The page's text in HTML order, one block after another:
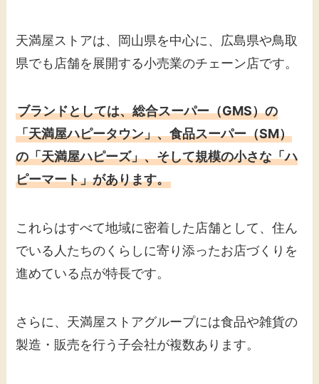
天満屋ストアは、岡山県を中心に、広島県や鳥取
県でも店舗を展開する小売業のチェーン店です。
ブランドとしては、総合スーパー（GMS）の
「天満屋ハピータウン」、食品スーパー（SM）
の「天満屋ハピーズ」、そして規模の小さな「ハ
ピーマート」があります。
これらはすべて地域に密着した店舗として、住ん
でいる人たちのくらしに寄り添ったお店づくりを
進めている点が特長です。
さらに、天満屋ストアグループには食品や雑貨の
製造・販売を行う子会社が複数あります。